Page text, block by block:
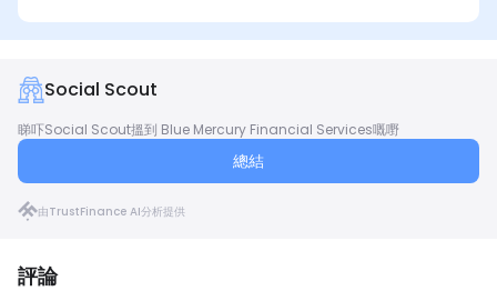
Social Scout
睇吓Social Scout搵到 Blue Mercury Financial Services嘅嘢
總結
由TrustFinance AI分析提供
評論